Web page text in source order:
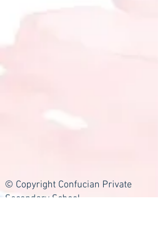
© Copyright Confucian Private
Secondary School